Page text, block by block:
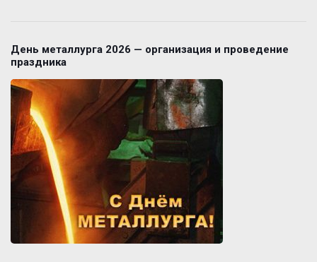
День металлурга 2026 — организация и проведение
праздника